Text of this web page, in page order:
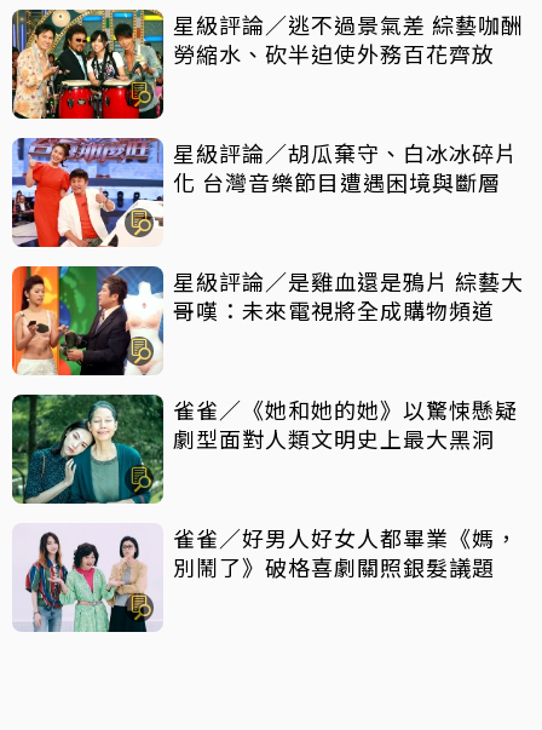
星級評論／逃不過景氣差 綜藝咖酬
勞縮水、砍半迫使外務百花齊放
星級評論／胡瓜棄守、白冰冰碎片
化 台灣音樂節目遭遇困境與斷層
星級評論／是雞血還是鴉片 綜藝大
哥嘆：未來電視將全成購物頻道
雀雀／《她和她的她》以驚悚懸疑
劇型面對人類文明史上最大黑洞
雀雀／好男人好女人都畢業《媽，
別鬧了》破格喜劇關照銀髮議題